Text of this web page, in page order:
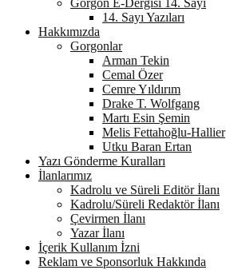
Gorgon E-Dergisi 14. Sayı
14. Sayı Yazıları
Hakkımızda
Gorgonlar
Arman Tekin
Cemal Özer
Cemre Yıldırım
Drake T. Wolfgang
Martı Esin Şemin
Melis Fettahoğlu-Hallier
Utku Baran Ertan
Yazı Gönderme Kuralları
İlanlarımız
Kadrolu ve Süreli Editör İlanı
Kadrolu/Süreli Redaktör İlanı
Çevirmen İlanı
Yazar İlanı
İçerik Kullanım İzni
Reklam ve Sponsorluk Hakkında